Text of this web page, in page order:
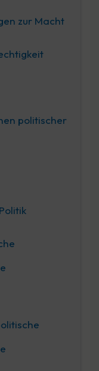
zur Macht
politischer